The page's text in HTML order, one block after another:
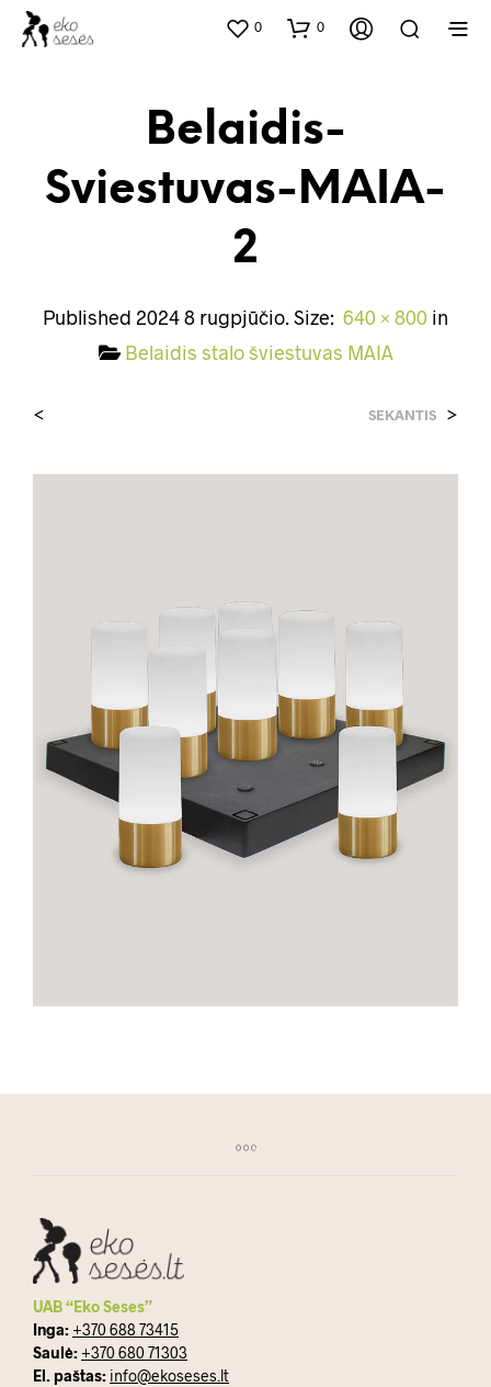
0 0
Belaidis-
Sviestuvas-MAIA-
2
Published 2024 8 rugpjūčio. Size: 640 × 800 in
Belaidis stalo šviestuvas MAIA
< SEKANTIS >
UAB “Eko Seses”
Inga: +370 688 73415
Saulė: +370 680 71303
El. paštas: info@ekoseses.lt